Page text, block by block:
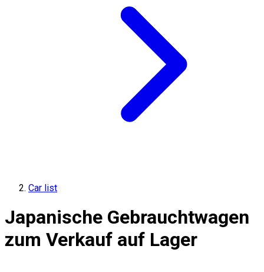
Car list
Japanische Gebrauchtwagen
zum Verkauf auf Lager